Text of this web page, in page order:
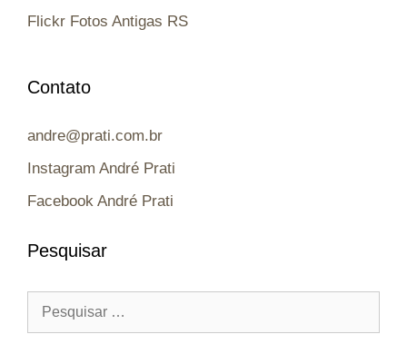
Flickr Fotos Antigas RS
Contato
andre@prati.com.br
Instagram André Prati
Facebook André Prati
Pesquisar
Pesquisar
por: